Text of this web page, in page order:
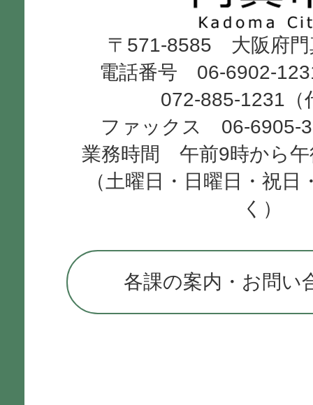
Kadoma
City
〒571-8585 大阪府門
電話番号 06-6902-
072-885-1231（
ファックス 06-6905-
業務時間 午前9時から午
（土曜日・日曜日・祝日
く）
各課の案内・お問い